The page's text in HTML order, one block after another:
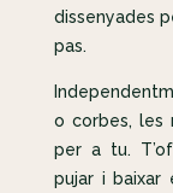
dissenyades
pas.
o corbes, les
per a tu.
pujar i baixar